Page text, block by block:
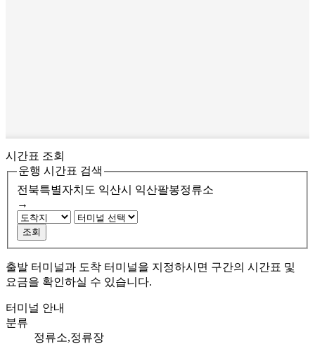
시간표 조회
운행 시간표 검색
전북특별자치도 익산시
익산팔봉정류소
→
조회
출발 터미널과 도착 터미널을 지정하시면 구간의 시간표 및
요금을 확인하실 수 있습니다.
터미널 안내
분류
정류소,정류장